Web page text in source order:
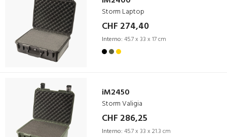
Storm Laptop
CHF 274,40
Interno: 45.7 x 33 x 17 cm
iM2450
Storm Valigia
CHF 286,25
Interno: 45.7 x 33 x 21.3 cm